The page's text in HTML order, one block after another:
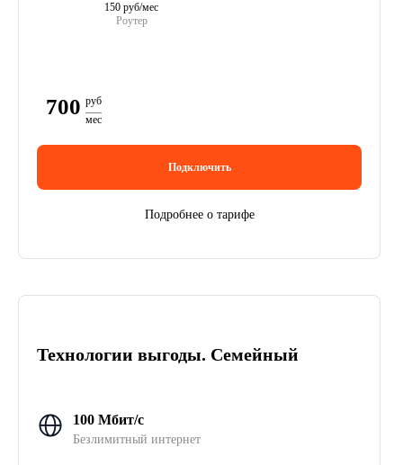
Роутер
150 руб/мес
700 руб
мес
Подключить
Подробнее о тарифе
Технологии выгоды. Семейный
100 Мбит/с
Безлимитный интернет